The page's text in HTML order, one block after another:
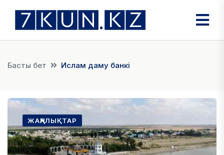
Басты бет Ислам даму банкі
ЖАҢАЛЫҚТАР